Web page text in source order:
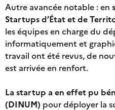
Autre avancée notable : en
Startups d’État et de
les équipes en charge du
informatiquement et
travail ont été revus, de
est arrivée en renfort.
La startup a en effet pu
(DINUM) pour déployer la